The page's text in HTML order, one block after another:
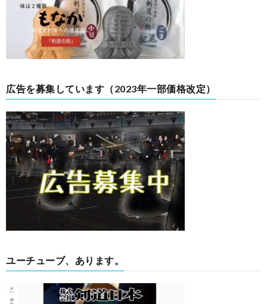
広告を募集しています（2023年一部価格改定）
ユーチューブ、あります。